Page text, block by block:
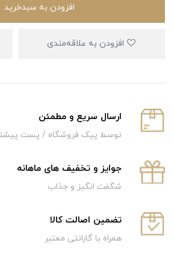
افزودن به سبدخرید
ارسال سریع و‌ مطمئن
توسط پیک فروشگاه / پست
جوایز و تخفیف های ماهانه
شگفت انگیز و جذاب
تضمین اصالت کالا
همراه با گارانتی معتبر